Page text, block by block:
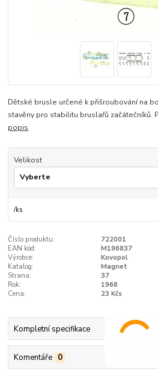
Dětské brusle určené k přišroubování na
stavěny pro stabilitu bruslařů začátečníků.
popis
Velikost
/ks
Číslo produktu:
722001
EAN kód:
M196837
Výrobce:
Kovopol
Katalog:
Magnet
Strana:
37
Rok:
1968
Cena:
23 Kčs
Kompletní specifikace
Komentáře 0